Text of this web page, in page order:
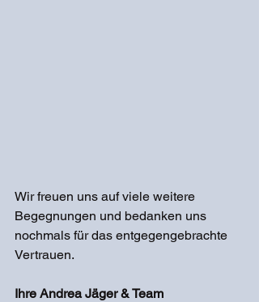
Wir freuen uns auf viele weitere
Begegnungen und bedanken uns
nochmals für das entgegengebrachte
Vertrauen.
Ihre Andrea Jäger & Team